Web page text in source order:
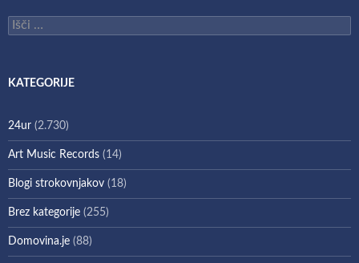
Išči:
KATEGORIJE
24ur (2.730)
Art Music Records (14)
Blogi strokovnjakov (18)
Brez kategorije (255)
Domovina.je (88)